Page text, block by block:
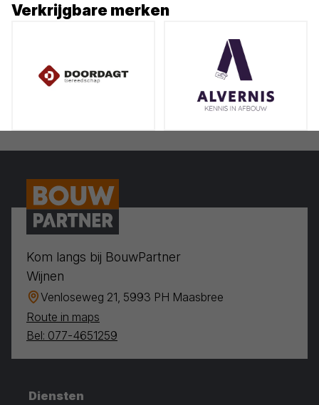
Verkrijgbare merken
Kom langs bij BouwPartner
Wijnen
Venloseweg 21, 5993 PH Maasbree
Route in maps
Bel: 077-4651259
Diensten